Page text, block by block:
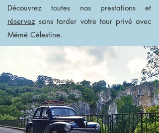
Découvrez toutes nos prestations et
réservez sans tarder votre tour privé avec
Mémé Célestine.